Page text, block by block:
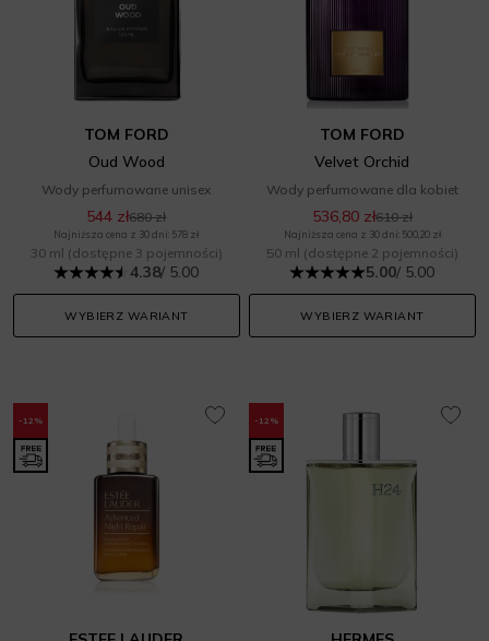
TOM FORD
Oud Wood
Wody perfumowane unisex
544 zł680 zł
Najniższa cena z 30 dni: 578 zł
30 ml (dostępne 3 pojemności)
4.38/ 5.00
WYBIERZ WARIANT
TOM FORD
Velvet Orchid
Wody perfumowane dla kobiet
536,80 zł610 zł
Najniższa cena z 30 dni: 500,20 zł
50 ml (dostępne 2 pojemności)
5.00/ 5.00
WYBIERZ WARIANT
-12% -12%